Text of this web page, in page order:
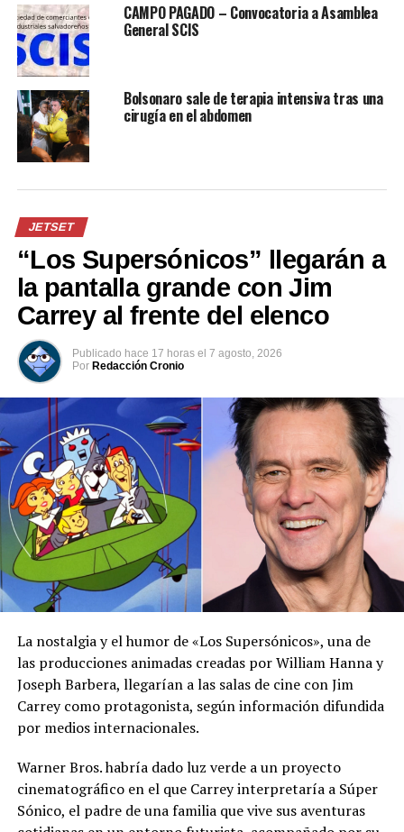
Ver esta publicación en Instagram
Una publicación compartida por Maripily (@maripilyoficial)
Días atrás, Maripily Rivera subió otra sexy foto donde
aparece de pie en un balcón, posando sin sostén y con
una tanga de tiras, en ella escribió un mensaje de
empoderamiento.
“La mejor edad de una mujer comienza cuando deja de
esperar que la felicidad venga de un hombre o de fuera.
Cuando tiene amor propio, respeto por ella misma y no
pierde su dignidad por nada del mundo, aun si esto
significa quedarse sola ♥️”, aseguró en la publicación.
Ver esta publicación en Instagram
CAMPO PAGADO – Convocatoria a Asamblea
General SCIS
Bolsonaro sale de terapia intensiva tras una
cirugía en el abdomen
JETSET
“Los Supersónicos” llegarán a
la pantalla grande con Jim
Carrey al frente del elenco
Publicado hace 17 horas el 7 agosto, 2026
Por Redacción Cronio
La nostalgia y el humor de «Los Supersónicos», una de
las producciones animadas creadas por William Hanna y
Joseph Barbera, llegarían a las salas de cine con Jim
Carrey como protagonista, según información difundida
por medios internacionales.
Warner Bros. habría dado luz verde a un proyecto
cinematográfico en el que Carrey interpretaría a Súper
Sónico, el padre de una familia que vive sus aventuras